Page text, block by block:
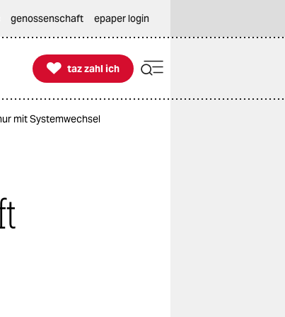
genossenschaft epaper login

taz zahl ich
taz zahl ich
mit Systemwechsel